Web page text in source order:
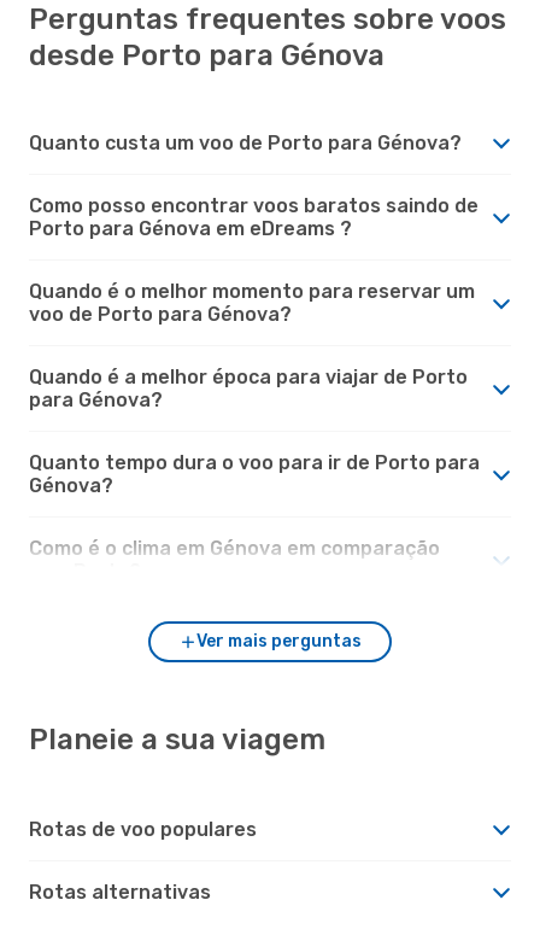
Perguntas frequentes sobre voos
desde Porto para Génova
Quanto custa um voo de Porto para Génova?
Como posso encontrar voos baratos saindo de
Porto para Génova em eDreams ?
Quando é o melhor momento para reservar um
voo de Porto para Génova?
Quando é a melhor época para viajar de Porto
para Génova?
Quanto tempo dura o voo para ir de Porto para
Génova?
Como é o clima em Génova em comparação
Ver mais perguntas
Planeie a sua viagem
Rotas de voo populares
Rotas alternativas